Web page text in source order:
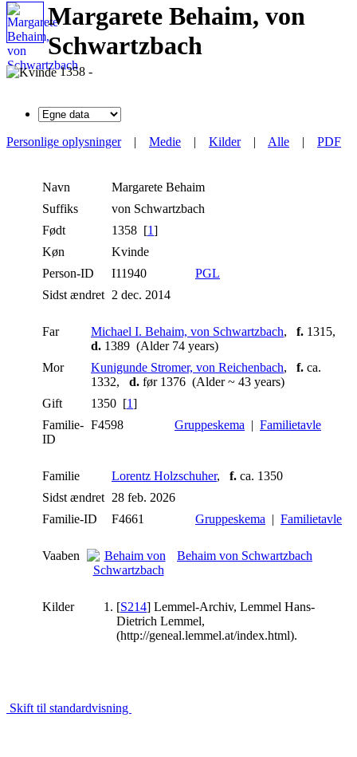
Margarete Behaim, von
Schwartzbach
1358 -
Personlige oplysninger| Medie | Kilder| Alle | PDF
Navn Margarete Behaim
Suffiks
von Schwartzbach
Født
1358 [1]
Køn
Kvinde
Person-ID
I11940
PGL
Sidst ændret 2 dec. 2014
Far Michael I. Behaim, von Schwartzbach, f. 1315,
d. 1389 (Alder 74 years)
Mor
Kunigunde Stromer, von Reichenbach, f. ca.
1332, d. før 1376 (Alder ~ 43 years)
Gift
1350 [1]
Familie-
ID
F4598 Gruppeskema | Familietavle
Familie Lorentz Holzschuher, f. ca. 1350
Sidst ændret 28 feb. 2026
Familie-ID
F4661 Gruppeskema | Familietavle
Vaaben Behaim von Schwartzbach
Kilder [S214] Lemmel-Archiv, Lemmel Hans-
Dietrich Lemmel,
(http://geneal.lemmel.at/index.html).
Skift til standardvisning